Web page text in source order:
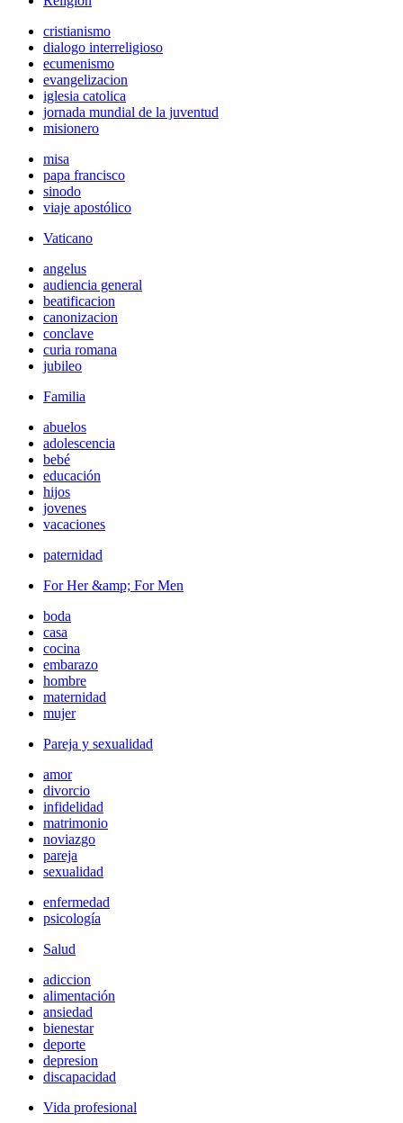
cristianismo
dialogo interreligioso
ecumenismo
evangelizacion
iglesia catolica
jornada mundial de la juventud
misionero
misa
papa francisco
sinodo
viaje apostólico
Vaticano
angelus
audiencia general
beatificacion
canonizacion
conclave
curia romana
jubileo
Familia
abuelos
adolescencia
bebé
educación
hijos
jovenes
vacaciones
paternidad
For Her &amp; For Men
boda
casa
cocina
embarazo
hombre
maternidad
mujer
Pareja y sexualidad
amor
divorcio
infidelidad
matrimonio
noviazgo
pareja
sexualidad
enfermedad
psicología
Salud
adiccion
alimentación
ansiedad
bienestar
deporte
depresion
discapacidad
Vida profesional